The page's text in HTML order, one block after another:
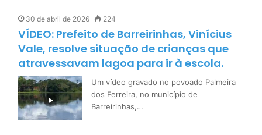
30 de abril de 2026 224
VÍDEO: Prefeito de Barreirinhas, Vinícius
Vale, resolve situação de crianças que
atravessavam lagoa para ir à escola.
Um vídeo gravado no povoado Palmeira
dos Ferreira, no município de
Barreirinhas,…